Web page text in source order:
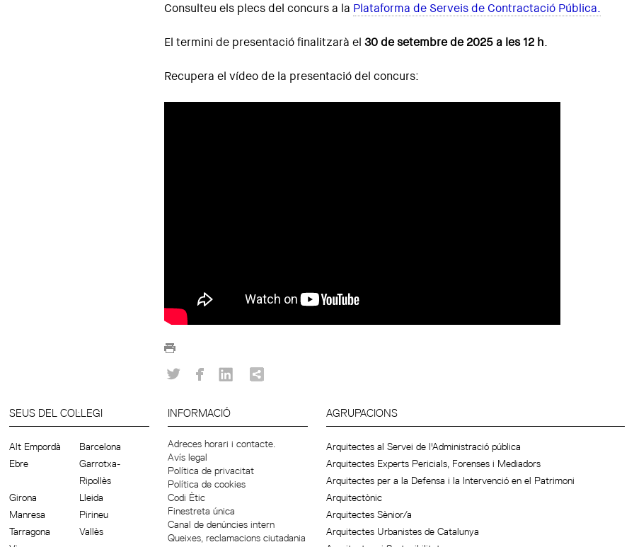
Consulteu els plecs del concurs a la Plataforma de Serveis de Contractació Pública.
El termini de presentació finalitzarà el30 de setembre de 2025 a les 12 h.
Recupera el vídeo de la presentació del concurs:
SEUS DEL COL·LEGI
Alt Empordà
Barcelona
Ebre
Garrotxa-
Ripollès
Girona
Lleida
Manresa
Pirineu
Tarragona
Vallès
INFORMACIÓ
Adreces horari i contacte.
Avís legal
Política de privacitat
Política de cookies
Codi Ètic
Finestreta única
Canal de denúncies intern
Queixes, reclamacions ciutadania
AGRUPACIONS
Arquitectes al Servei de l'Administració pública
Arquitectes Experts Pericials, Forenses i Mediadors
Arquitectes per a la Defensa i la Intervenció en el Patrimoni
Arquitectònic
Arquitectes Sènior/a
Arquitectes Urbanistes de Catalunya